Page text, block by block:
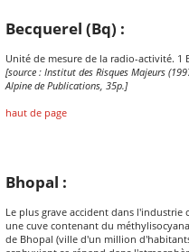
Becquerel (Bq) :
Unité de mesure de la radio-activité. 1
[source : Institut des Risques Majeurs
Alpine de Publications, 35p.]
haut de page
Bhopal :
Le plus grave accident dans l'industrie
une cuve contenant du
de Bhopal (ville d'un million